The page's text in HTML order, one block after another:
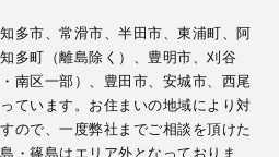
多市、常滑市、半田市、東浦町、阿
多町（離島除く）、豊明市、刈谷
南区一部）、豊田市、安城市、西尾
ています。お住まいの地域により対
ので、一度弊社までご相談を頂けた
・篠島はエリア外となっておりま